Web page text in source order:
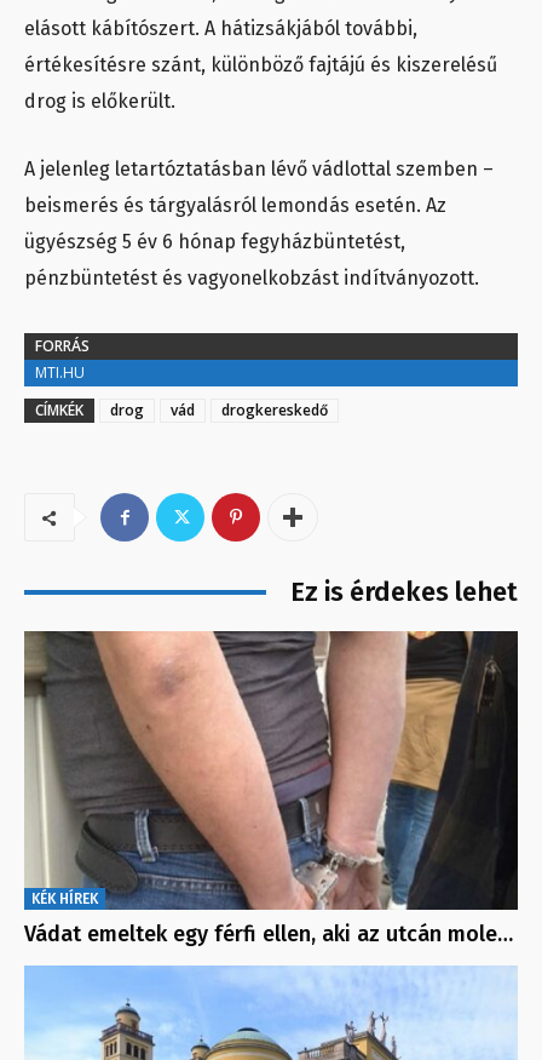
elásott kábítószert. A hátizsákjából további,
értékesítésre szánt, különböző fajtájú és kiszerelésű
drog is előkerült.
A jelenleg letartóztatásban lévő vádlottal szemben –
beismerés és tárgyalásról lemondás esetén. Az
ügyészség 5 év 6 hónap fegyházbüntetést,
pénzbüntetést és vagyonelkobzást indítványozott.
FORRÁS
MTI.HU
CÍMKÉK
drog vád drogkereskedő
Ez is érdekes lehet
KÉK HÍREK
Vádat emeltek egy férfi ellen, aki az utcán mole…